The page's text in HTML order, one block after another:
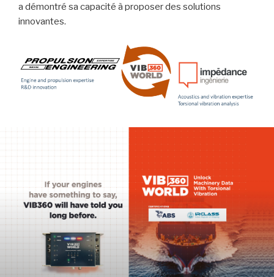
a démontré sa capacité à proposer des solutions
innovantes.